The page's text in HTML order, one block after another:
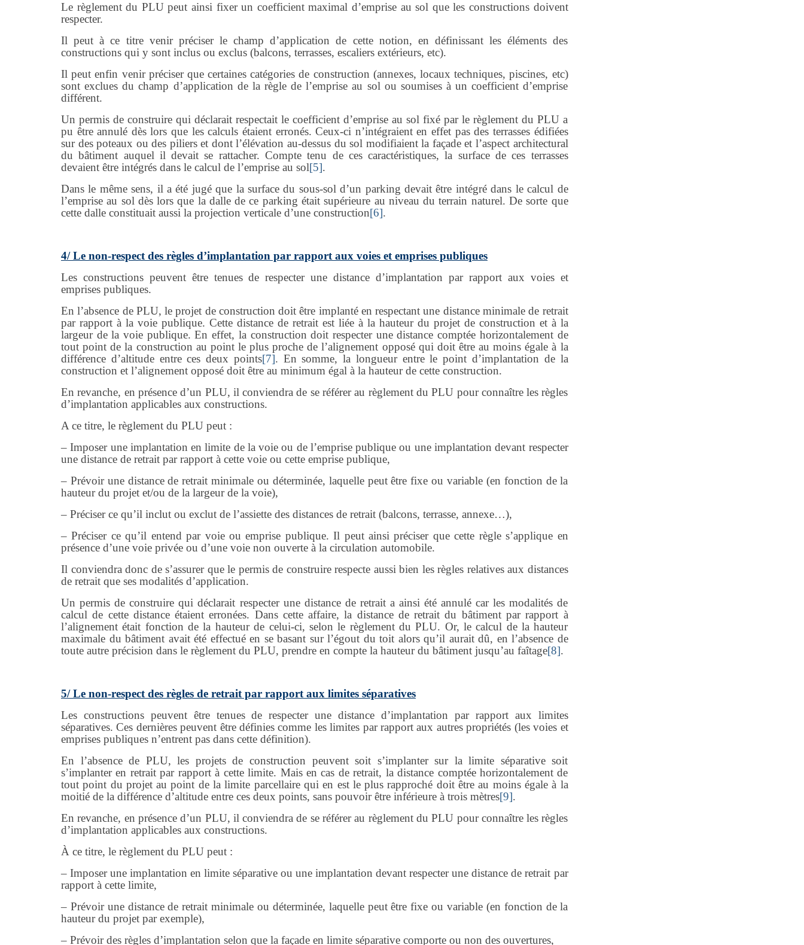
Le règlement du PLU peut ainsi fixer un coefficient maximal d’emprise au sol que les constructions doivent
respecter.
Il peut à ce titre venir préciser le champ d’application de cette notion, en définissant les éléments des
constructions qui y sont inclus ou exclus (balcons, terrasses, escaliers extérieurs, etc).
Il peut enfin venir préciser que certaines catégories de construction (annexes, locaux techniques, piscines, etc)
sont exclues du champ d’application de la règle de l’emprise au sol ou soumises à un coefficient d’emprise
différent.
Un permis de construire qui déclarait respectait le coefficient d’emprise au sol fixé par le règlement du PLU a
pu être annulé dès lors que les calculs étaient erronés. Ceux-ci n’intégraient en effet pas des terrasses édifiées
sur des poteaux ou des piliers et dont l’élévation au-dessus du sol modifiaient la façade et l’aspect architectural
du bâtiment auquel il devait se rattacher. Compte tenu de ces caractéristiques, la surface de ces terrasses
devaient être intégrés dans le calcul de l’emprise au sol[5].
Dans le même sens, il a été jugé que la surface du sous-sol d’un parking devait être intégré dans le calcul de
l’emprise au sol dès lors que la dalle de ce parking était supérieure au niveau du terrain naturel. De sorte que
cette dalle constituait aussi la projection verticale d’une construction[6].
4/ Le non-respect des règles d’implantation par rapport aux voies et emprises publiques
Les constructions peuvent être tenues de respecter une distance d’implantation par rapport aux voies et
emprises publiques.
En l’absence de PLU, le projet de construction doit être implanté en respectant une distance minimale de retrait
par rapport à la voie publique. Cette distance de retrait est liée à la hauteur du projet de construction et à la
largeur de la voie publique. En effet, la construction doit respecter une distance comptée horizontalement de
tout point de la construction au point le plus proche de l’alignement opposé qui doit être au moins égale à la
différence d’altitude entre ces deux points[7]. En somme, la longueur entre le point d’implantation de la
construction et l’alignement opposé doit être au minimum égal à la hauteur de cette construction.
En revanche, en présence d’un PLU, il conviendra de se référer au règlement du PLU pour connaître les règles
d’implantation applicables aux constructions.
A ce titre, le règlement du PLU peut :
– Imposer une implantation en limite de la voie ou de l’emprise publique ou une implantation devant respecter
une distance de retrait par rapport à cette voie ou cette emprise publique,
– Prévoir une distance de retrait minimale ou déterminée, laquelle peut être fixe ou variable (en fonction de la
hauteur du projet et/ou de la largeur de la voie),
– Préciser ce qu’il inclut ou exclut de l’assiette des distances de retrait (balcons, terrasse, annexe…),
– Préciser ce qu’il entend par voie ou emprise publique. Il peut ainsi préciser que cette règle s’applique en
présence d’une voie privée ou d’une voie non ouverte à la circulation automobile.
Il conviendra donc de s’assurer que le permis de construire respecte aussi bien les règles relatives aux distances
de retrait que ses modalités d’application.
Un permis de construire qui déclarait respecter une distance de retrait a ainsi été annulé car les modalités de
calcul de cette distance étaient erronées. Dans cette affaire, la distance de retrait du bâtiment par rapport à
l’alignement était fonction de la hauteur de celui-ci, selon le règlement du PLU. Or, le calcul de la hauteur
maximale du bâtiment avait été effectué en se basant sur l’égout du toit alors qu’il aurait dû, en l’absence de
toute autre précision dans le règlement du PLU, prendre en compte la hauteur du bâtiment jusqu’au faîtage[8].
5/ Le non-respect des règles de retrait par rapport aux limites séparatives
Les constructions peuvent être tenues de respecter une distance d’implantation par rapport aux limites
séparatives. Ces dernières peuvent être définies comme les limites par rapport aux autres propriétés (les voies et
emprises publiques n’entrent pas dans cette définition).
En l’absence de PLU, les projets de construction peuvent soit s’implanter sur la limite séparative soit
s’implanter en retrait par rapport à cette limite. Mais en cas de retrait, la distance comptée horizontalement de
tout point du projet au point de la limite parcellaire qui en est le plus rapproché doit être au moins égale à la
moitié de la différence d’altitude entre ces deux points, sans pouvoir être inférieure à trois mètres[9].
En revanche, en présence d’un PLU, il conviendra de se référer au règlement du PLU pour connaître les règles
d’implantation applicables aux constructions.
À ce titre, le règlement du PLU peut :
– Imposer une implantation en limite séparative ou une implantation devant respecter une distance de retrait par
rapport à cette limite,
– Prévoir une distance de retrait minimale ou déterminée, laquelle peut être fixe ou variable (en fonction de la
hauteur du projet par exemple),
– Prévoir des règles d’implantation selon que la façade en limite séparative comporte ou non des ouvertures,